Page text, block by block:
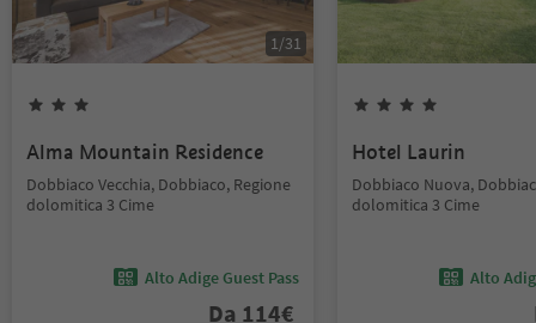
1/31
Alma Mountain Residence
Dobbiaco Vecchia, Dobbiaco, Regione
dolomitica 3 Cime
Alto Adige Guest Pass
Da 114€
Hotel Laurin
Dobbiaco Nuova,
dolomitica 3 Cime
Alto